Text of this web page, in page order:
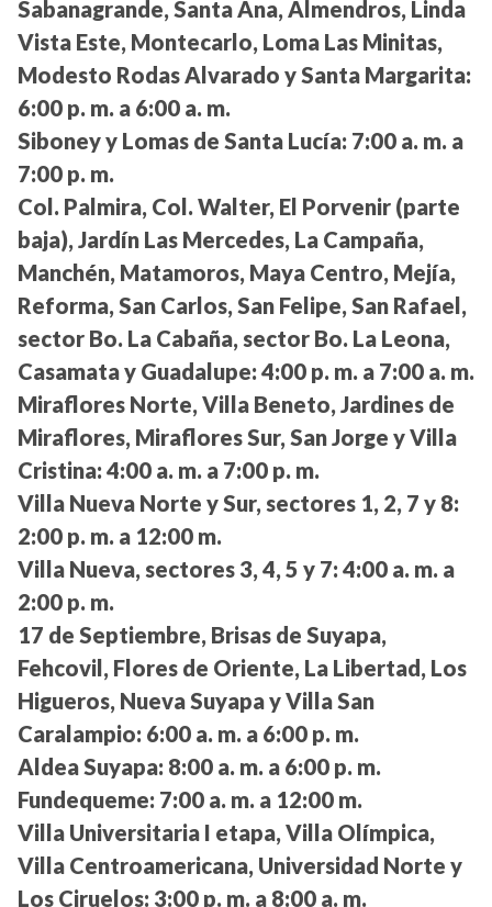
Sabanagrande, Santa Ana, Almendros, Linda
Vista Este, Montecarlo, Loma Las Minitas,
Modesto Rodas Alvarado y Santa Margarita:
6:00 p. m. a 6:00 a. m.
Siboney y Lomas de Santa Lucía: 7:00 a. m. a
7:00 p. m.
Col. Palmira, Col. Walter, El Porvenir (parte
baja), Jardín Las Mercedes, La Campaña,
Manchén, Matamoros, Maya Centro, Mejía,
Reforma, San Carlos, San Felipe, San Rafael,
sector Bo. La Cabaña, sector Bo. La Leona,
Casamata y Guadalupe: 4:00 p. m. a 7:00 a. m.
Miraflores Norte, Villa Beneto, Jardines de
Miraflores, Miraflores Sur, San Jorge y Villa
Cristina: 4:00 a. m. a 7:00 p. m.
Villa Nueva Norte y Sur, sectores 1, 2, 7 y 8:
2:00 p. m. a 12:00 m.
Villa Nueva, sectores 3, 4, 5 y 7: 4:00 a. m. a
2:00 p. m.
17 de Septiembre, Brisas de Suyapa,
Fehcovil, Flores de Oriente, La Libertad, Los
Higueros, Nueva Suyapa y Villa San
Caralampio: 6:00 a. m. a 6:00 p. m.
Aldea Suyapa: 8:00 a. m. a 6:00 p. m.
Fundequeme: 7:00 a. m. a 12:00 m.
Villa Universitaria I etapa, Villa Olímpica,
Villa Centroamericana, Universidad Norte y
Los Ciruelos: 3:00 p. m. a 8:00 a. m.